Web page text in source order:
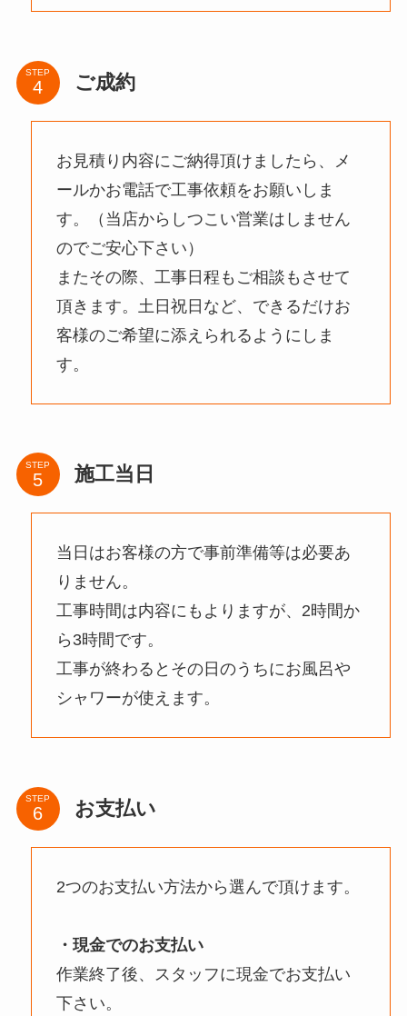
STEP ご成約
お見積り内容にご納得頂けましたら、メ
ールかお電話で工事依頼をお願いしま
す。（当店からしつこい営業はしません
のでご安心下さい）
またその際、工事日程もご相談もさせて
頂きます。土日祝日など、できるだけお
客様のご希望に添えられるようにしま
す。
STEP 施工当日
当日はお客様の方で事前準備等は必要あ
りません。
工事時間は内容にもよりますが、2時間か
ら3時間です。
工事が終わるとその日のうちにお風呂や
シャワーが使えます。
STEP お支払い
2つのお支払い方法から選んで頂けます。
・現金でのお支払い
作業終了後、スタッフに現金でお支払い
下さい。